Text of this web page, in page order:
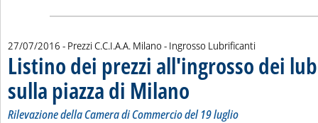
27/07/2016 - Prezzi C.C.I.A.A. Milano - Ingrosso Lubrificanti
Listino dei prezzi all'ingrosso dei
sulla piazza di Milano . Sottotitolo: Rilevazione della
. Pubblicata mercoledì 27 luglio
Rilevazione della Camera di Commercio del 19 luglio